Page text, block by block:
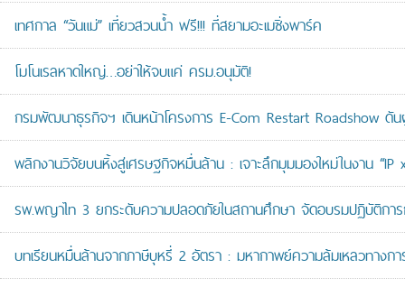
เทศกาล “วันแม่” เที่ยวสวนน้ำ ฟรี!!! ที่สยามอะเมซิ่งพาร์ค
โมโนเรลหาดใหญ่…อย่าให้จบแค่ ครม.อนุมัติ!
กรมพัฒนาธุรกิจฯ เดินหน้าโครงการ E-Com Restart Roadshow ดั
พลิกงานวิจัยบนหิ้งสู่เศรษฐกิจหมื่นล้าน : เจาะลึกมุมมองใหม่ในงาน “IP
รพ.พญาไท 3 ยกระดับความปลอดภัยในสถานศึกษา จัดอบรมปฏิบัติกา
บทเรียนหมื่นล้านจากภาษีบุหรี่ 2 อัตรา : มหากาพย์ความล้มเหลวทางก